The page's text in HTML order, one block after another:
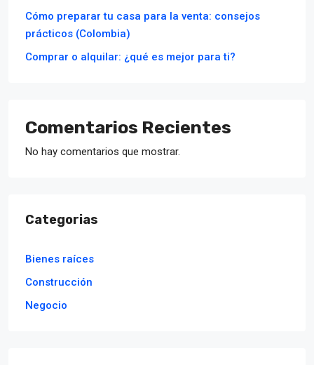
Cómo preparar tu casa para la venta: consejos
prácticos (Colombia)
Comprar o alquilar: ¿qué es mejor para ti?
Comentarios Recientes
No hay comentarios que mostrar.
Categorias
Bienes raíces
Construcción
Negocio